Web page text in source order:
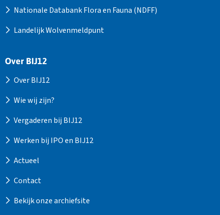
Nationale Databank Flora en Fauna (NDFF)
Landelijk Wolvenmeldpunt
Over BIJ12
Over BIJ12
Wie wij zijn?
Vergaderen bij BIJ12
Werken bij IPO en BIJ12
Actueel
Contact
Bekijk onze archiefsite